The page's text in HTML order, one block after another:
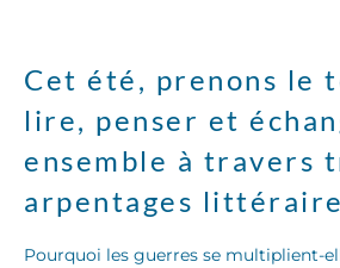
Cet été, prenons le
lire, penser et
ensemble à travers
arpentages
Pourquoi les guerres se multiplient-